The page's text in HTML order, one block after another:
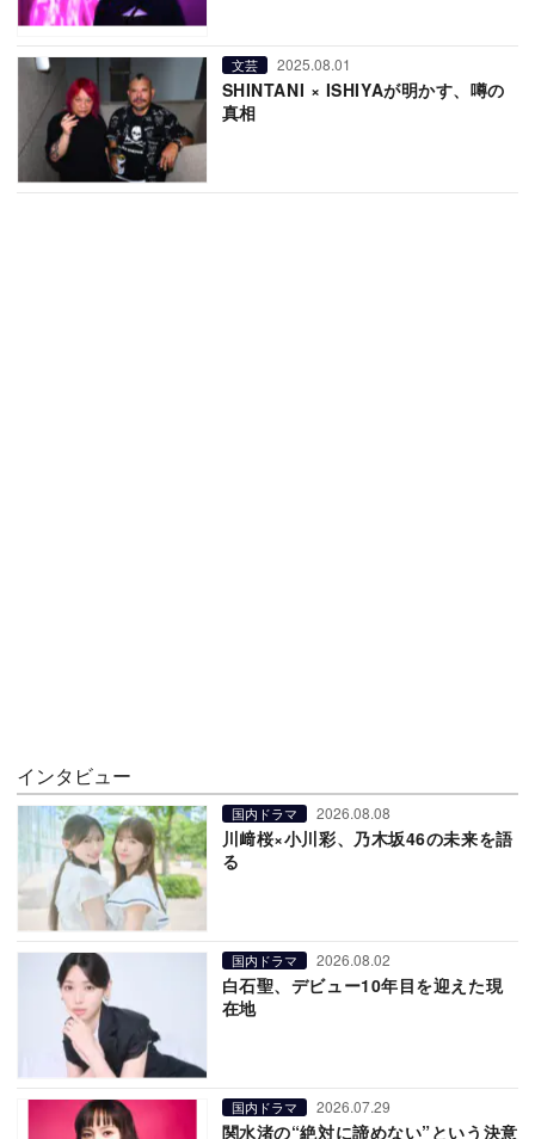
文芸 2025.08.01
SHINTANI × ISHIYAが明かす、噂の
真相
インタビュー
国内ドラマ 2026.08.08
川﨑桜×小川彩、乃木坂46の未来を語
る
国内ドラマ 2026.08.02
白石聖、デビュー10年目を迎えた現
在地
国内ドラマ 2026.07.29
関水渚の“絶対に諦めない”という決意